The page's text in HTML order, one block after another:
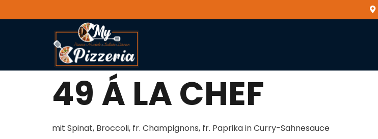
49 Á LA CHEF
mit Spinat, Broccoli, fr. Champignons, fr. Paprika in Curry-Sahnesauce